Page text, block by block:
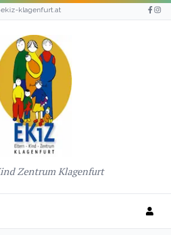
klagenfurt.at
Zentrum Klagenfurt